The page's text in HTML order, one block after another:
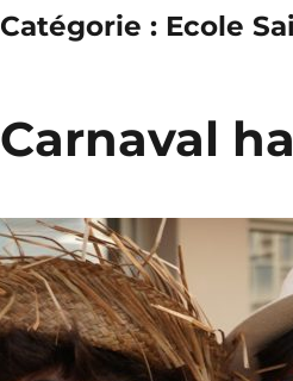
Catégorie : Ecole
Carnaval